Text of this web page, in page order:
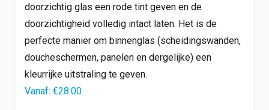
doorzichtig glas een rode tint geven en de
doorzichtigheid volledig intact laten. Het is de
perfecte manier om binnenglas (scheidingswanden,
doucheschermen, panelen en dergelijke) een
kleurrijke uitstraling te geven.
Vanaf: €28.00